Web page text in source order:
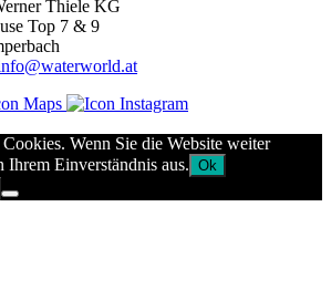
Thiele KG
Top 7 & 9
Wenn Sie die Website weiter
Einverständnis aus. Ok